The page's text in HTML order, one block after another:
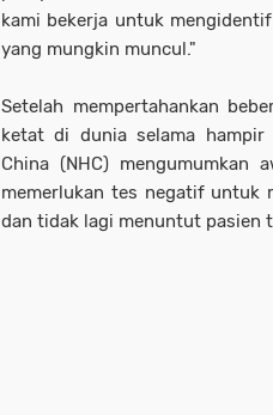
kami bekerja untuk
yang mungkin muncul."
Setelah mempertahankan
ketat di dunia selama hampir
China (NHC) mengumumkan
memerlukan tes negatif untuk
dan tidak lagi menuntut pasien